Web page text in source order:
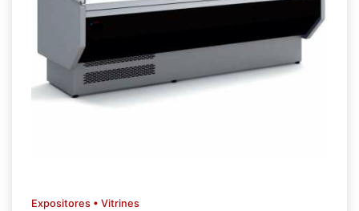
Expositores • Vitrines